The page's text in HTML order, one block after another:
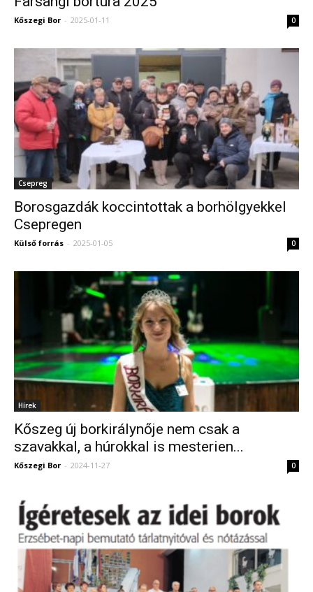
Kőszegi Bor - 2025-01-11 0
Csepreg
Borosgazdák koccintottak a borhölgyekkel
Csepregen
Külső forrás - 2025-01-05 0
Hírek
Kőszeg új borkirálynője nem csak a
szavakkal, a húrokkal is mesterien...
Kőszegi Bor - 2024-11-27 0